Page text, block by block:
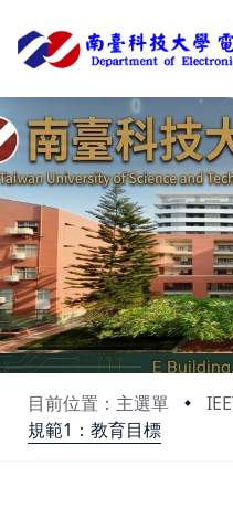
目前位置：主選單
規範1：教育目標
:::